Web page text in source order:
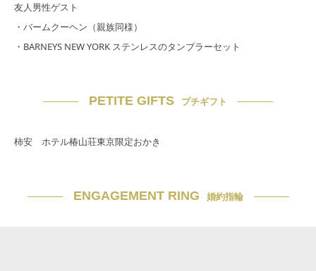
友人男性ゲスト
・バームクーヘン（親族同様）
・BARNEYS NEW YORK ステンレスのタンブラーセット
PETITE GIFTS プチギフト
柿安 ホテル椿山荘東京限定おかき
ENGAGEMENT RING 婚約指輪